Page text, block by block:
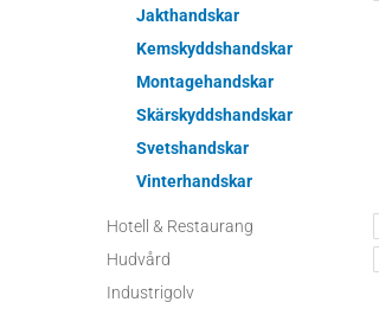
Jakthandskar
Kemskyddshandskar
Montagehandskar
Skärskyddshandskar
Svetshandskar
Vinterhandskar
Hotell & Restaurang
Hudvård
Industrigolv